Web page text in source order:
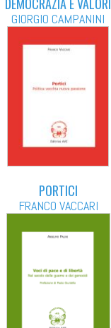
GIORGIO CAMPANINI
PORTICI
FRANCO VACCARI